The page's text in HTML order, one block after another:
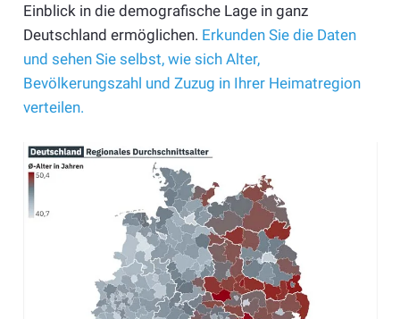
Einblick in die demografische Lage in ganz
Deutschland ermöglichen. Erkunden Sie die Daten
und sehen Sie selbst, wie sich Alter,
Bevölkerungszahl und Zuzug in Ihrer Heimatregion
verteilen.